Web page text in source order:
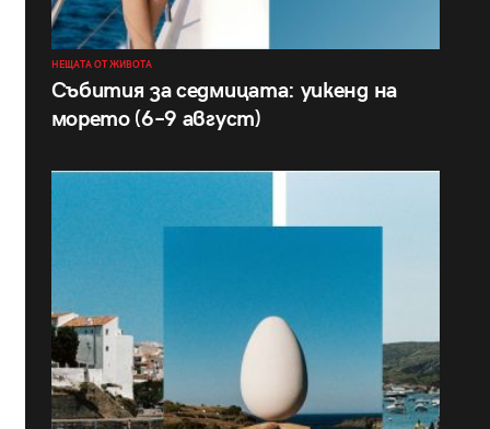
НЕЩАТА ОТ ЖИВОТА
Събития за седмицата: уикенд на
морето (6–9 август)